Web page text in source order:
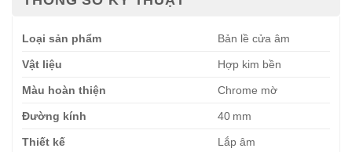
Loại sản phẩm Bản lề cửa âm
Vật liệu Hợp kim bền
Màu hoàn thiện Chrome mờ
Đường kính 40 mm
Thiết kế Lắp âm